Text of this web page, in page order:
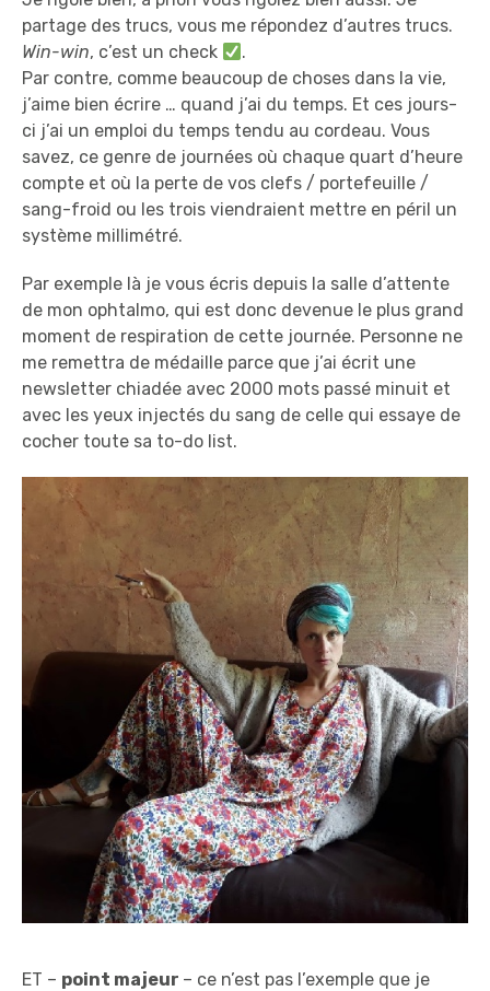
partage des trucs, vous me répondez d’autres trucs.
Win-win, c’est un check
.
Par contre, comme beaucoup de choses dans la vie,
j’aime bien écrire … quand j’ai du temps. Et ces jours-
ci j’ai un emploi du temps tendu au cordeau. Vous
savez, ce genre de journées où chaque quart d’heure
compte et où la perte de vos clefs / portefeuille /
sang-froid ou les trois viendraient mettre en péril un
système millimétré.
Par exemple là je vous écris depuis la salle d’attente
de mon ophtalmo, qui est donc devenue le plus grand
moment de respiration de cette journée. Personne ne
me remettra de médaille parce que j’ai écrit une
newsletter chiadée avec 2000 mots passé minuit et
avec les yeux injectés du sang de celle qui essaye de
cocher toute sa to-do list.
ET – point majeur – ce n’est pas l’exemple que je